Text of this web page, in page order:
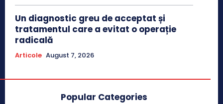
Un diagnostic greu de acceptat și
tratamentul care a evitat o operație
radicală
Articole August 7, 2026
Popular Categories